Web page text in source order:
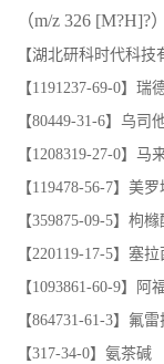
（m/z 326 [M?H]?
【湖北研科时代科技
【1191237-69-0】瑞
【80449-31-6】乌司
【1208319-27-0】马
【119478-56-7】美
【359875-09-5】枸
【220119-17-5】塞
【1093861-60-9】阿
【864731-61-3】氟
【317-34-0】氨茶碱